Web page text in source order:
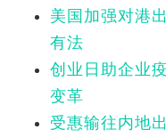
美国加强对港
有法
创业日助企业
变革
受惠输往内地